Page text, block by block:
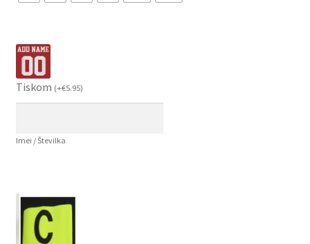
Tiskom (+€5.95)
Imei / Številka